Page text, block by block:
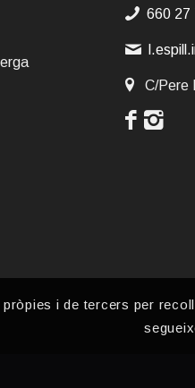
660 27
C/Pere
i de tercers per